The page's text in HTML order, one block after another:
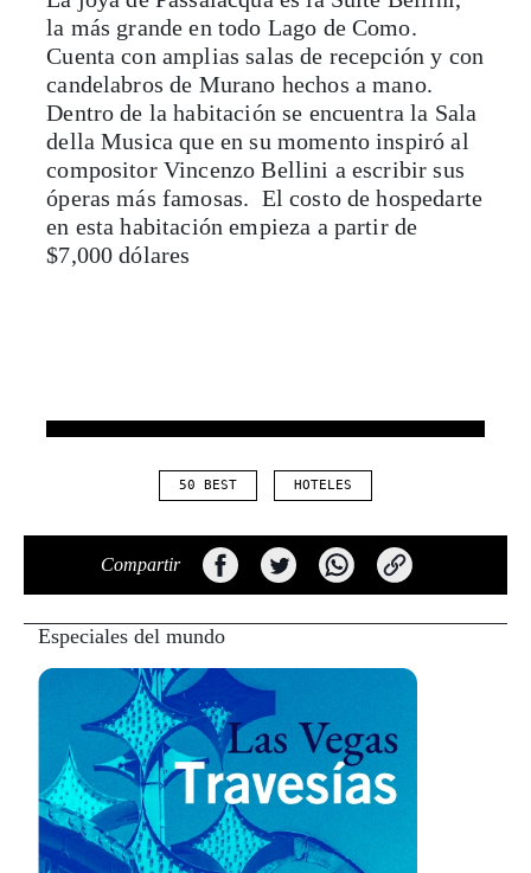
la más grande en todo Lago de Como.
Cuenta con amplias salas de recepción y con
candelabros de Murano hechos a mano.
Dentro de la habitación se encuentra la Sala
della Musica que en su momento inspiró al
compositor Vincenzo Bellini a escribir sus
óperas más famosas. El costo de hospedarte
en esta habitación empieza a partir de
$7,000 dólares
50 BEST HOTELES
Compartir
Especiales del mundo